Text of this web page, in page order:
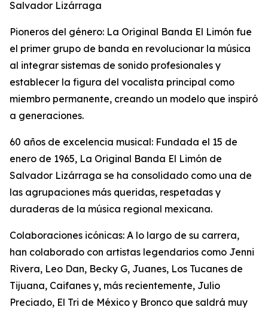
Salvador Lizárraga
Pioneros del género: La Original Banda El Limón fue
el primer grupo de banda en revolucionar la música
al integrar sistemas de sonido profesionales y
establecer la figura del vocalista principal como
miembro permanente, creando un modelo que inspiró
a generaciones.
60 años de excelencia musical: Fundada el 15 de
enero de 1965, La Original Banda El Limón de
Salvador Lizárraga se ha consolidado como una de
las agrupaciones más queridas, respetadas y
duraderas de la música regional mexicana.
Colaboraciones icónicas: A lo largo de su carrera,
han colaborado con artistas legendarios como Jenni
Rivera, Leo Dan, Becky G, Juanes, Los Tucanes de
Tijuana, Caifanes y, más recientemente, Julio
Preciado, El Tri de México y Bronco que saldrá muy